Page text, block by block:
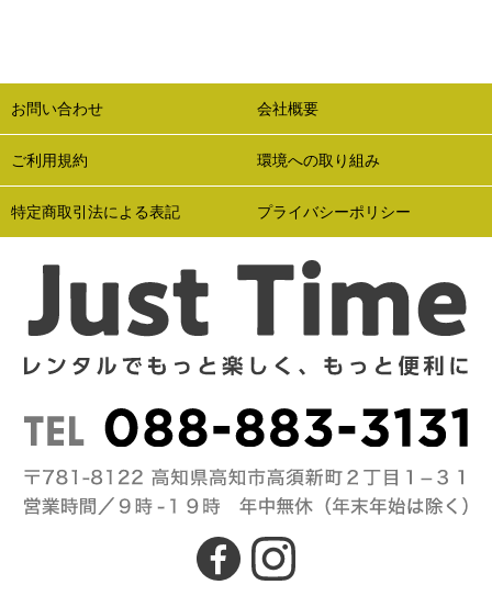
お問い合わせ 会社概要
ご利用規約 環境への取り組み
特定商取引法による表記 プライバシーポリシー